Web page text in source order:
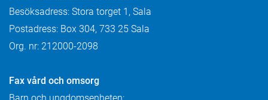
Besöksadress: Stora torget 1, Sala
Postadress: Box 304, 733 25 Sala
Org. nr: 212000-2098
Fax vård och omsorg